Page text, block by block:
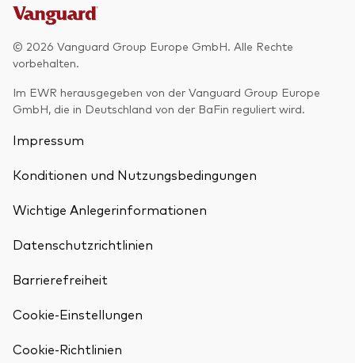
© 2026 Vanguard Group Europe GmbH. Alle Rechte
vorbehalten.
Im EWR herausgegeben von der Vanguard Group Europe
GmbH, die in Deutschland von der BaFin reguliert wird.
Impressum
Konditionen und Nutzungsbedingungen
Wichtige Anlegerinformationen
Datenschutzrichtlinien
Barrierefreiheit
Cookie-Einstellungen
Cookie-Richtlinien